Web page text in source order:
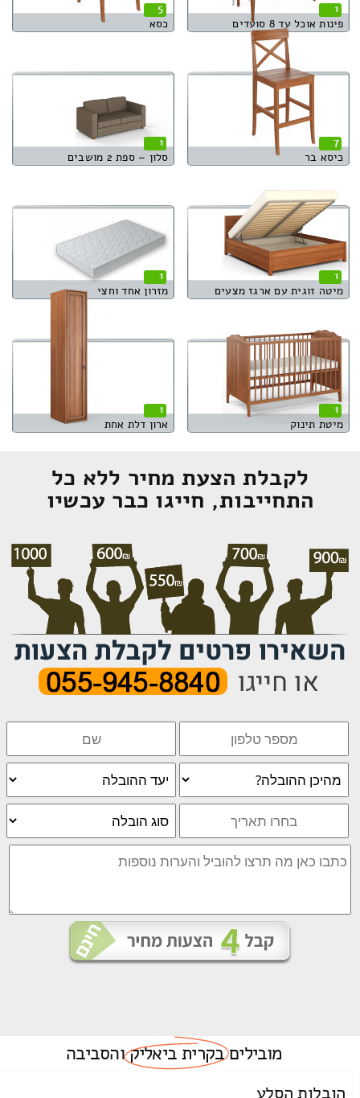
1
פינות אוכל עד 8 סועדים
5
כסא
7
כיסא בר
1
סלון – ספת 2 מושבים
1
מיטה זוגית עם ארגז מצעים
1
מזרון אחד וחצי
1
מיטת תינוק
1
ארון דלת אחת
לקבלת הצעת מחיר ללא כל
התחייבות, חייגו כבר עכשיו
מוביליםבקרית ביאליקוהסביבה
הובלות הסלע